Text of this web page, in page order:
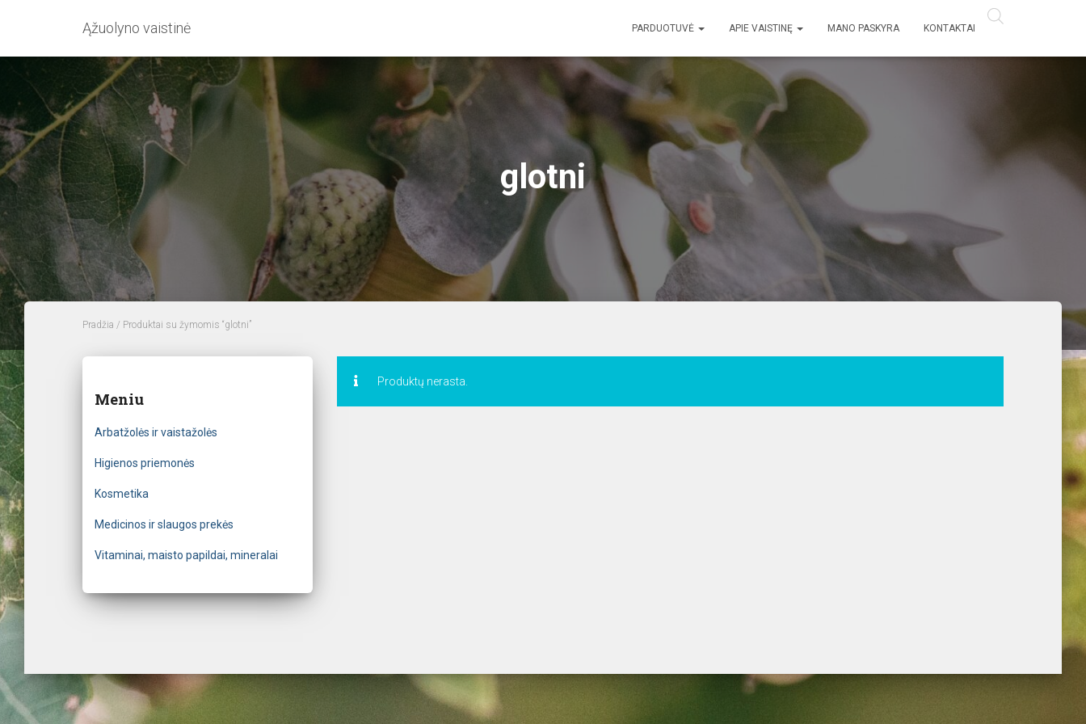
Ąžuolyno vaistinė PARDUOTUVĖ APIE VAISTINĘ MANO PASKYRA KONTAKTAI
glotni
Pradžia / Produktai su žymomis “glotni”
Meniu
Arbatžolės ir vaistažolės
Higienos priemonės
Kosmetika
Medicinos ir slaugos prekės
Vitaminai, maisto papildai, mineralai
Produktų nerasta.